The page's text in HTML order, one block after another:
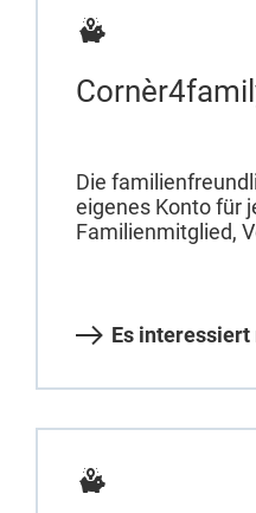
Die
eigenes Konto für
Familienmitglied,
Es interessiert